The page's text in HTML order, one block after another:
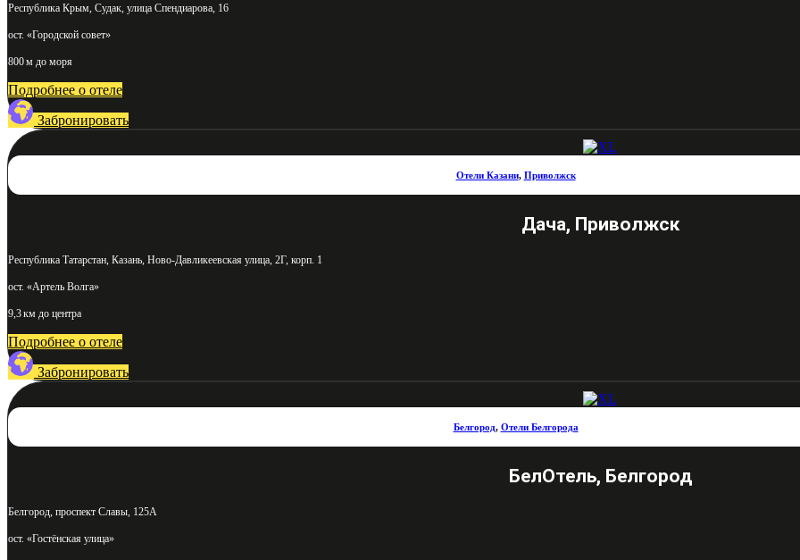
Республика Крым, Судак, улица Спендиарова, 16
ост. «Городской совет»
800 м до моря
Подробнее о отеле
Забронировать
Отели Казани, Приволжск
Дача, Приволжск
Республика Татарстан, Казань, Ново-Давликеевская улица, 2Г, корп. 1
ост. «Артель Волга»
9,3 км до центра
Подробнее о отеле
Забронировать
Белгород, Отели Белгорода
БелОтель, Белгород
Белгород, проспект Славы, 125А
ост. «Гостёнская улица»